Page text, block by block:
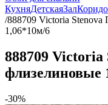
КухняДетскаяЗал
/888709 Victoria
1,06*10м/6
888709 Victoria
флизелиновые
-30%